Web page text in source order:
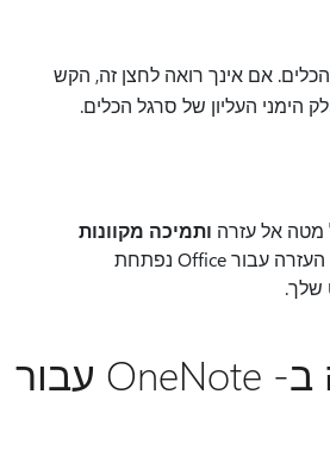
אם אינך רואה לחצן זה, הקש
הימני העליון של סרגל הכלים.
מטה אל עזרה ותמיכה מקוונות
והקש על כותרת זו. העזרה עבור Office נפתחת
שלך.
חיפוש עזרה ב- OneNote עבור